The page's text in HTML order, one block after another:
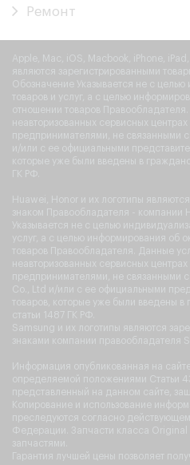
Ремонт
Apple, Mac, iOS, Macbook, iPhone,
являются зарегистрированными
Обозначение Указывается не с
товаров и услуг, а с целью
отношении товаров
неавторизованных сервисных
предпринимателями, не связанными
и/или с ее официальными
которые уже были введены в
ГК РФ.
Huawei, Honor и их логотипы
знаком Правообладателя - компании
Указывается не с целью
услуг, а с целью информирования об
товаров Правообладателя. Данные
неавторизованных сервисных
предпринимателями, не связанными
Co., Ltd и/или с ее официальными
товаров, которые уже были введены
статьи 1487 ГК РФ.
Samsung и их логотипы являются
знаками компании правообладателя
Информация опубликованная на
определяемой положениями Статьи
представленный на данном сайте,
Копирование и использование
преследуются согласно
Федерации. Запчасти класса Original
запчастями.
Гарантия лучшей цены позволяет